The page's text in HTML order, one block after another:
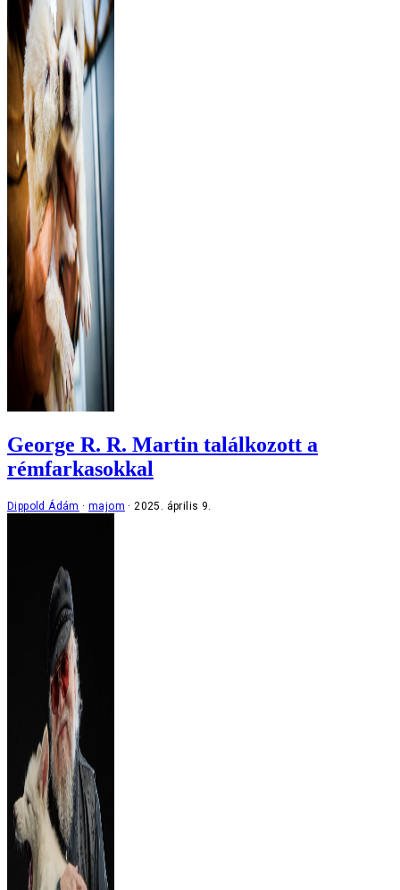
George R. R. Martin találkozott a
rémfarkasokkal
Dippold Ádám majom 2025. április 9.